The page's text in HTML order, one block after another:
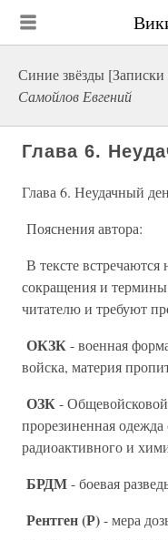
Синие звёзды
Самойлов Евгений
Глава 6.
Глава 6. Неудачный
Пояснения автора:
В тексте
сокращения и
читателю и требуют
ОКЗК- военная
войска, материя
ОЗК-
прорезиненная
радиоактивного и
БРДМ- боевая
Рентген (Р)- мера